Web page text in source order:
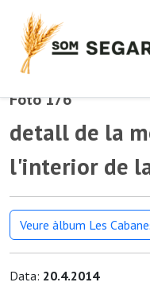
Foto 176
detall de la
l'interior de
Veure àlbum Les
Data: 20.4.2014